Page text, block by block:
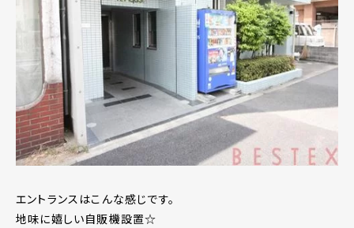
エントランスはこんな感じです。
地味に嬉しい自販機設置☆